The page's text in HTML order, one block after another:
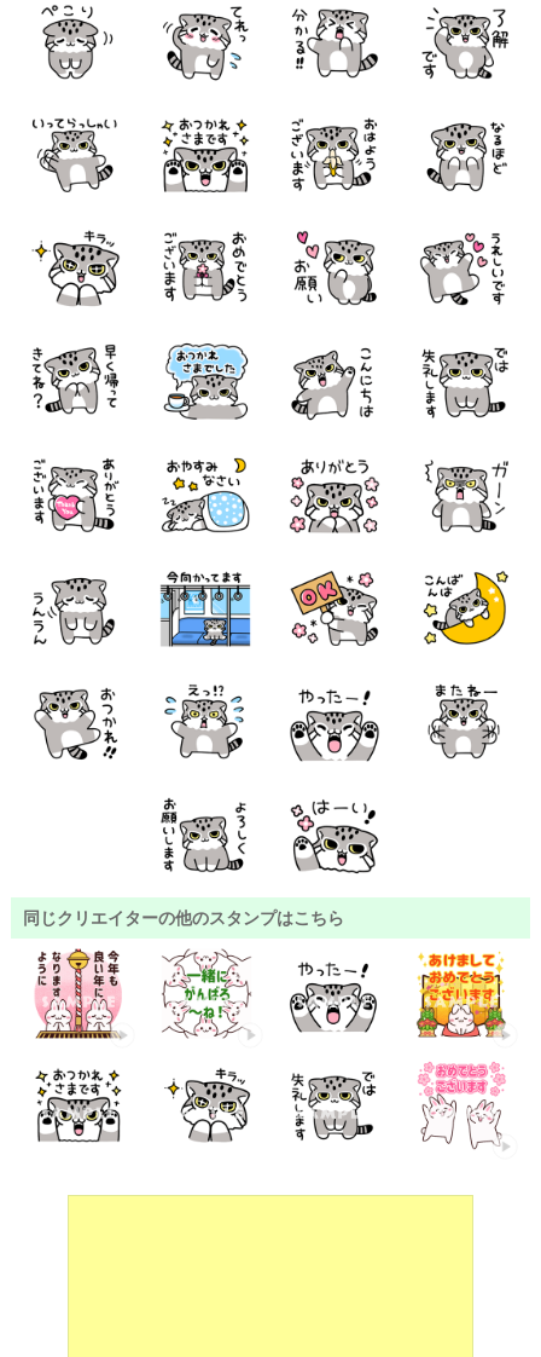
同じクリエイターの他のスタンプはこちら